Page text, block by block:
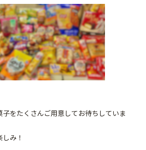
をたくさんご用意してお待ちしていま
み！